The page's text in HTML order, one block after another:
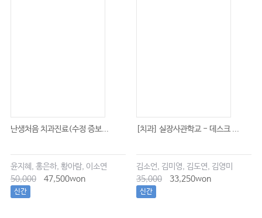
난생처음 치과진료(수정 증보...
윤지혜, 홍은하, 황아람, 이소연
50,000
47,500won
신간
[치과] 실장사관학교 - 데스크 ...
김소언, 김미영, 김도연, 김영미
35,000
33,250won
신간